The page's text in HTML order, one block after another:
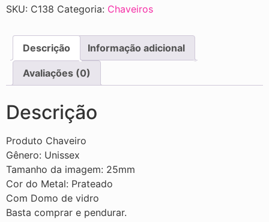
SKU: C138 Categoria: Chaveiros
Descrição Informação adicional
Avaliações (0)
Descrição
Produto Chaveiro
Gênero: Unissex
Tamanho da imagem: 25mm
Cor do Metal: Prateado
Com Domo de vidro
Basta comprar e pendurar.